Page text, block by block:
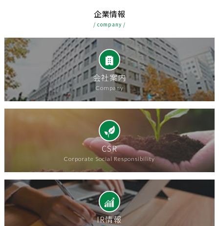
企業情報
/ company /
会社案内
Company
CSR
Corporate Social Responsibility
IR情報